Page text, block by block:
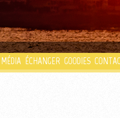
MÉDIA ÉCHANGER GOODIES